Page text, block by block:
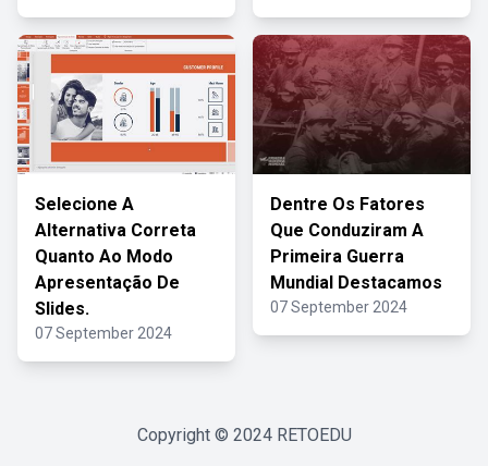
Selecione A
Alternativa Correta
Quanto Ao Modo
Apresentação De
Slides.
07 September 2024
Dentre Os Fatores
Que Conduziram A
Primeira Guerra
Mundial Destacamos
07 September 2024
Copyright © 2024 RETOEDU